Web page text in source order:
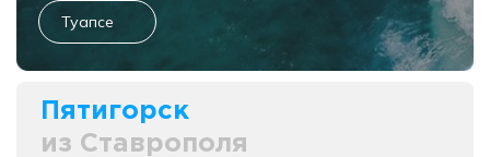
Туапсе
Пятигорск
из Ставрополя